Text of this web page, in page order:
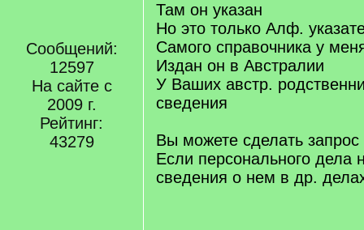
Сообщений:
12597
На сайте с
2009 г.
Рейтинг:
43279
Там он указан
Но это только Алф.
Самого справочника у
Издан он в Австралии
У Ваших австр.
сведения
Вы можете сделать
Если персонального дела
сведения о нем в др.